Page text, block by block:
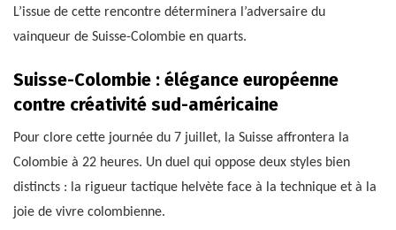
L’issue de cette rencontre déterminera l’adversaire du
vainqueur de Suisse-Colombie en quarts.
Suisse-Colombie : élégance européenne
contre créativité sud-américaine
Pour clore cette journée du 7 juillet, la Suisse affrontera la
Colombie à 22 heures. Un duel qui oppose deux styles bien
distincts : la rigueur tactique helvète face à la technique et à la
joie de vivre colombienne.